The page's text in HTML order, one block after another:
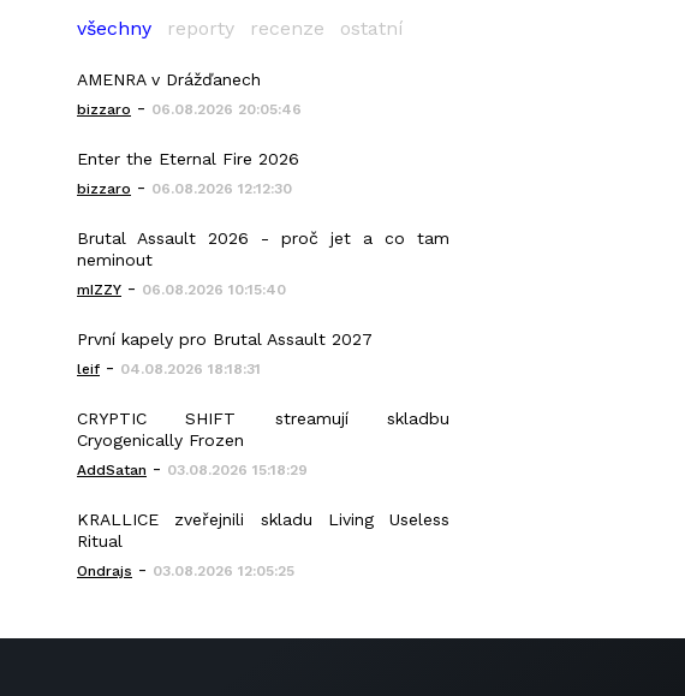
všechny reporty recenze ostatní
AMENRA v Drážďanech
bizzaro - 06.08.2026 20:05:46
Enter the Eternal Fire 2026
bizzaro - 06.08.2026 12:12:30
Brutal Assault 2026 - proč jet a co tam
neminout
mIZZY - 06.08.2026 10:15:40
První kapely pro Brutal Assault 2027
leif - 04.08.2026 18:18:31
CRYPTIC SHIFT streamují skladbu
Cryogenically Frozen
AddSatan - 03.08.2026 15:18:29
KRALLICE zveřejnili skladu Living Useless
Ritual
Ondrajs - 03.08.2026 12:05:25